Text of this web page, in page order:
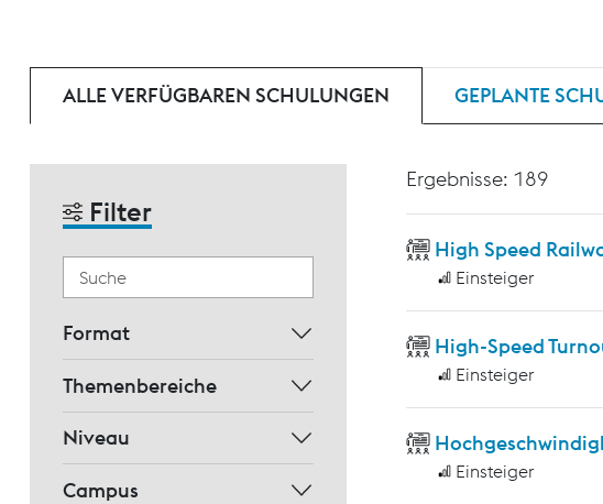
ALLE VERFÜGBAREN SCHULUNGEN GEPLANTE
Filter
Format
Themenbereiche
Niveau
Campus
Ergebnisse: 189
High Speed
Einsteiger
High-Speed
Einsteiger
Einsteiger